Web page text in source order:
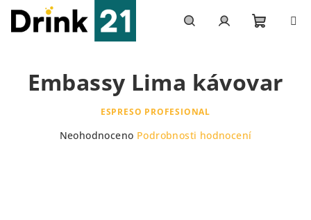
obsah
košík
Embassy Lima kávovar
ESPRESO PROFESIONAL
Průměrné
Neohodnoceno Podrobnosti hodnocení